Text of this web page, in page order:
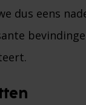
dus eens